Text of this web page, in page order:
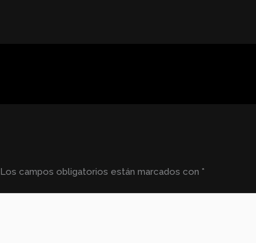
Los campos obligatorios están marcados con *